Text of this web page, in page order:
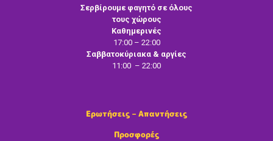
Σερβίρουμε φαγητό σε όλους
τους χώρους
Καθημερινές
17:00 – 22:00
Σαββατοκύριακα & αργίες
11:00 – 22:00
Ερωτήσεις – Απαντήσεις
Προσφορές